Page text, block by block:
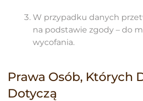
W przypadku danych
na podstawie zgody – do
wycofania.
Prawa Osób, Których
Dotyczą